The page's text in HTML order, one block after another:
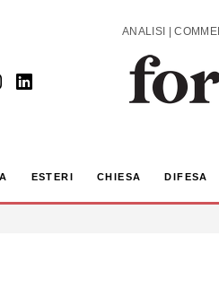
ESTERI CHIESA DIFESA